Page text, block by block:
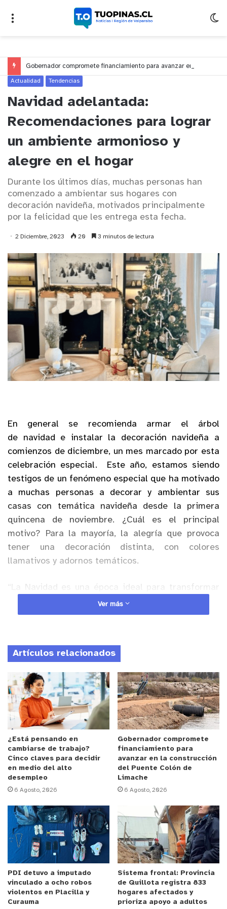
Actualidad Tendencias
Navidad adelantada:
Recomendaciones para lograr
un ambiente armonioso y
alegre en el hogar
Durante los últimos días, muchas personas han
comenzado a ambientar sus hogares con
decoración navideña, motivados principalmente
por la felicidad que les entrega esta fecha.
2 Diciembre, 2023 20 3 minutos de lectura
En general se recomienda armar el árbol
de navidad e instalar la decoración navideña a
comienzos de diciembre, un mes marcado por esta
celebración especial. Este año, estamos siendo
testigos de un fenómeno especial que ha motivado
a muchas personas a decorar y ambientar sus
casas con temática navideña desde la primera
quincena de noviembre. ¿Cuál es el principal
motivo? Para la mayoría, la alegría que provoca
tener una decoración distinta, con colores
llamativos y adornos temáticos.
“La Navidad es una época ideal para transformar
el hogar en un espacio mágico y acogedor, lleno de
colores, luces y adornos que entregan alegría y, en
colores y adornos típicos asociados a la navidad,
es importante tomar en cuenta distintos aspectos
relevantes para no sobrecargar los espacios y
lograr un hogar navideño perfecto”, explica Ana
Antico, neuro arquitecta y fundadora de Antico
Studio.
Anuncio Patrocinado
En ese sentido, la profesional destaca algunas
recomendaciones inspiradoras para que cada
hogar resalte con una decoración navideña
acogedora y fascinante:
Planificar la decoración: Antes de comenzar a
instalar la decoración navideña es importante
definir las áreas clave donde irán los adornos, el
árbol de navidad, las luces, etc. Esto le permite a
las personas distribuir los elementos de manera
equilibrada en el hogar. “Una manera sencilla de
Ver más
Artículos relacionados
¿Está pensando en
cambiarse de trabajo?
Cinco claves para decidir
en medio del alto
desempleo
6 Agosto, 2026
Gobernador compromete
financiamiento para
avanzar en la construcción
del Puente Colón de
Limache
6 Agosto, 2026
PDI detuvo a imputado
vinculado a ocho robos
violentos en Placilla y
Curauma
Sistema frontal: Provincia
de Quillota registra 833
hogares afectados y
prioriza apoyo a adultos